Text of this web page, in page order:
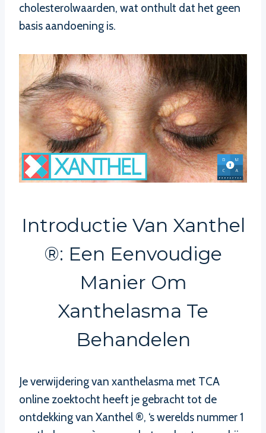
cholesterolwaarden, wat onthult dat het geen
basis aandoening is.
Introductie Van Xanthel
®: Een Eenvoudige
Manier Om
Xanthelasma Te
Behandelen
Je verwijdering van xanthelasma met TCA
online zoektocht heeft je gebracht tot de
ontdekking van Xanthel ®, ‘s werelds nummer 1